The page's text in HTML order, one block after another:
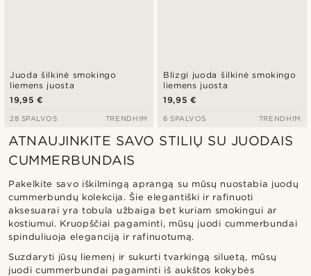
Juoda šilkinė smokingo
liemens juosta
19,95 €
28 SPALVOS TRENDHIM
Blizgi juoda šilkinė smokingo
liemens juosta
19,95 €
6 SPALVOS TRENDHIM
ATNAUJINKITE SAVO STILIŲ SU JUODAIS
CUMMERBUNDAIS
Pakelkite savo iškilmingą aprangą su mūsų nuostabia juodų
cummerbundų kolekcija. Šie elegantiški ir rafinuoti
aksesuarai yra tobula užbaiga bet kuriam smokingui ar
kostiumui. Kruopščiai pagaminti, mūsų juodi cummerbundai
spinduliuoja eleganciją ir rafinuotumą.
Suzdaryti jūsų liemenį ir sukurti tvarkingą siluetą, mūsų
juodi cummerbundai pagaminti iš aukštos kokybės